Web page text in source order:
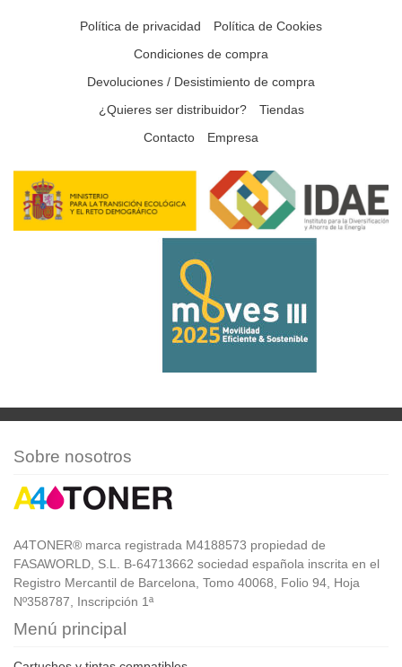
Política de privacidad
Política de Cookies
Condiciones de compra
Devoluciones / Desistimiento de compra
¿Quieres ser distribuidor?
Tiendas
Contacto
Empresa
Sobre nosotros
A4TONER® marca registrada M4188573 propiedad de
FASAWORLD, S.L. B-64713662 sociedad española inscrita en el
Registro Mercantil de Barcelona, Tomo 40068, Folio 94, Hoja
Nº358787, Inscripción 1ª
Menú principal